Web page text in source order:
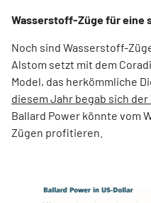
Wasserstoff-Züge für eine
Noch sind Wasserstoff-
Alstom setzt mit dem
Model, das herkömmliche
diesem Jahr begab sich
Ballard Power könnte vom
Zügen profitieren.